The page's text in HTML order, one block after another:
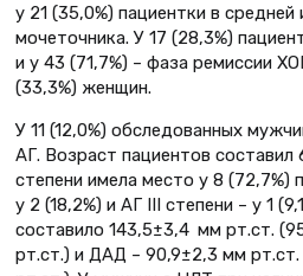
у 21 (35,0%) пациентки в
мочеточника. У 17 (28,3%)
и у 43 (71,7%) – фаза ремиссии
(33,3%) женщин.
У 11 (12,0%) обследованных
АГ. Возраст пациентов составил
степени имела место у 8 (72,7%)
у 2 (18,2%) и АГ III степени – у 1
составило 143,5±3,4 мм рт.ст.
рт.ст.) и ДАД – 90,9±2,3 мм